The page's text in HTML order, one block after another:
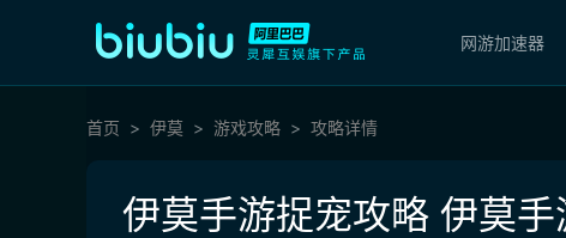
网游加速器
首页 伊莫 游戏攻略 攻略详情
伊莫手游捉宠攻略 伊莫